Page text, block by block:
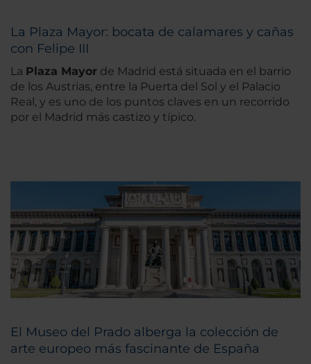
La Plaza Mayor: bocata de calamares y cañas
con Felipe III
La Plaza Mayor de Madrid está situada en el barrio
de los Austrias, entre la Puerta del Sol y el Palacio
Real, y es uno de los puntos claves en un recorrido
por el Madrid más castizo y típico.
El Museo del Prado alberga la colección de
arte europeo más fascinante de España